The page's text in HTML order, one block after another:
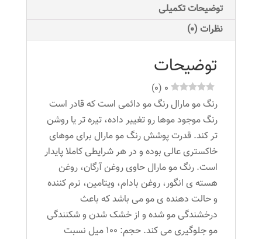
عدد
توضیحات تکمیلی
نظرات (0)
توضیحات
0
(
0
)
رنگ مو مارال رنگ مو دائمی است که قادر است
رنگ موجود موها رو تغییر داده، تیره تر یا روشن
تر کند. قدرت پوشش رنگ مو مارال برای موهای
خاکستری عالی بوده و در هر شرایطی کاملا پایدار
است. رنگ مو مارال حاوی روغن آرگان، روغن
هسته ی انگور، روغن بادام، ویتامین، نرم کننده
و حالت دهنده ی مو می باشد که باعث
درخشندگی مو شده و از خشک شدن و شکنندگی
مو جلوگیری می کند. حجم: ۱۰۰ میل نسبت